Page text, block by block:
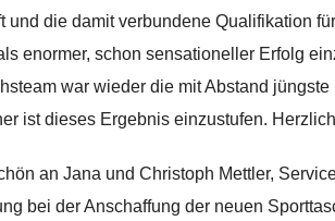
und die damit verbundene Qualifikation
enormer, schon sensationeller Erfolg
war wieder die mit Abstand
ist dieses Ergebnis einzustufen.
an Jana und Christoph Mettler,
bei der Anschaffung der neuen